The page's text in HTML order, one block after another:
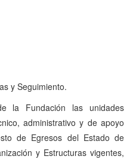
y Seguimiento.
la Fundación las unidades
administrativo y de apoyo
de Egresos del Estado de
y Estructuras vigentes,